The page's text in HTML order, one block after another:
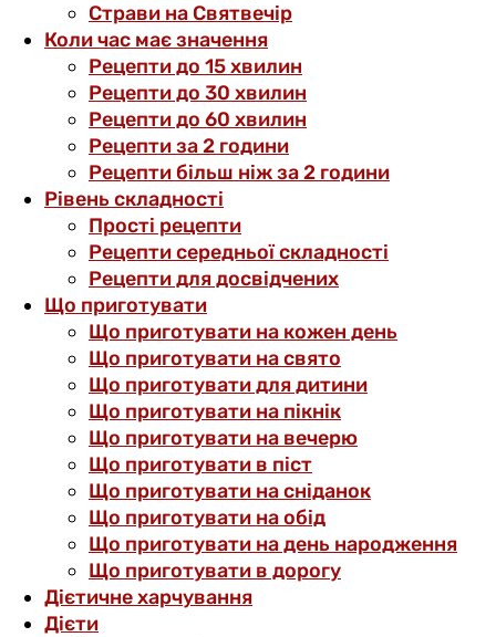
Страви на Святвечір
Коли час має значення
Рецепти до 15 хвилин
Рецепти до 30 хвилин
Рецепти до 60 хвилин
Рецепти за 2 години
Рецепти більш ніж за 2 години
Рівень складності
Прості рецепти
Рецепти середньої складності
Рецепти для досвідчених
Що приготувати
Що приготувати на кожен день
Що приготувати на свято
Що приготувати для дитини
Що приготувати на пікнік
Що приготувати на вечерю
Що приготувати в піст
Що приготувати на сніданок
Що приготувати на обід
Що приготувати на день народження
Що приготувати в дорогу
Дієтичне харчування
Дієти